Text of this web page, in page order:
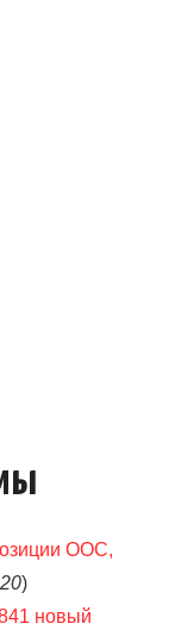
ООС,
)
новый